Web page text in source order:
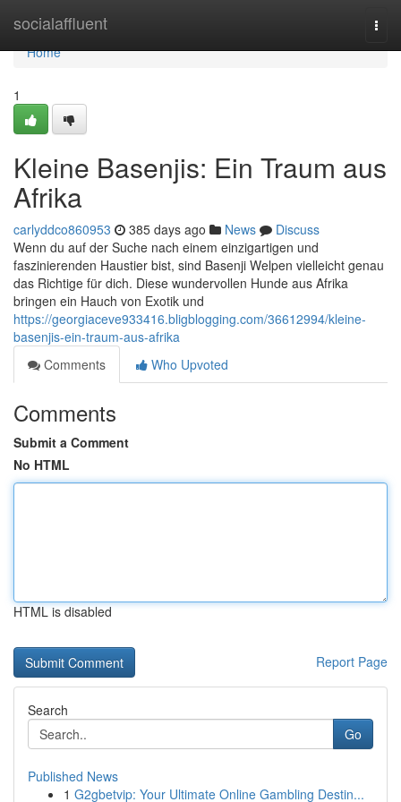
socialaffluent
Home
Home
1
Kleine Basenjis: Ein Traum aus
Afrika
carlyddco860953 385 days ago News
Discuss
Wenn du auf der Suche nach einem einzigartigen und
faszinierenden Haustier bist, sind Basenji Welpen vielleicht genau
das Richtige für dich. Diese wundervollen Hunde aus Afrika
bringen ein Hauch von Exotik und
https://georgiaceve933416.bligblogging.com/36612994/kleine-
basenjis-ein-traum-aus-afrika
Comments
Who Upvoted
Comments
Submit a Comment
No HTML
HTML is disabled
Report Page
Search
Go
Published News
1 G2gbetvip: Your Ultimate Online Gambling Destin...